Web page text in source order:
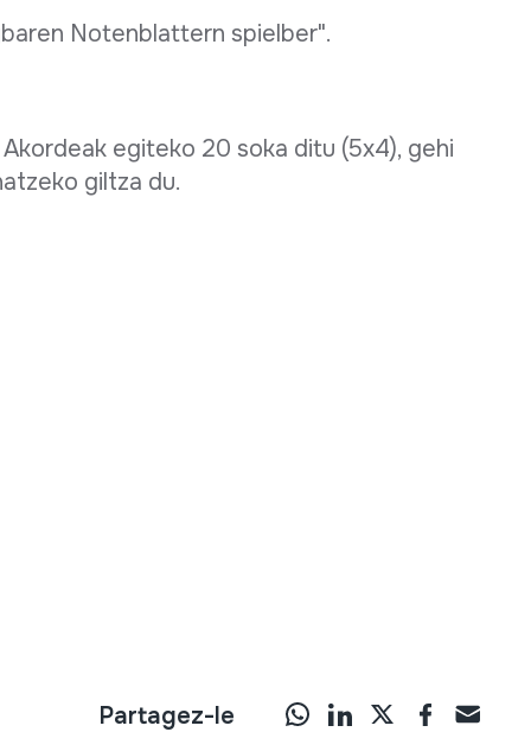
Notenblattern spielber".
egiteko 20 soka ditu (5x4), gehi
giltza du.
Partagez-le